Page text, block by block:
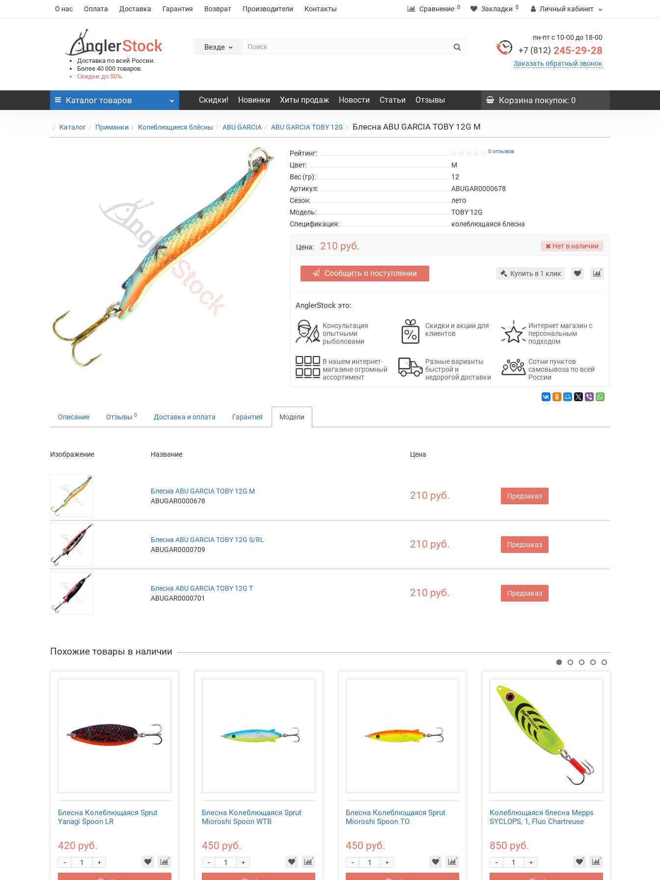
О нас Оплата Доставка Гарантия Возврат Производители Контакты Сравнение 0 Закладки 0 Личный кабинет
Доставка по всей России.
Более 40 000 товаров.
Скидки до 50%.
Везде
пн-пт с 10-00 до 18-00
+7 (812) 245-29-28
Заказать обратный звонок
Каталог товаров Скидки! Новинки Хиты продаж Новости Статьи Отзывы Корзина покупок: 0
Каталог Приманки Колеблющиеся блёсны ABU GARCIA ABU GARCIA TOBY 12G Блесна ABU GARCIA TOBY 12G M
Рейтинг: 0 отзывов
Цвет:
M
Вес (гр):
12
Артикул:
ABUGAR0000678
Сезон:
лето
Модель:
TOBY 12G
Спецификация:
колеблющаяся блесна
Цена: 210 руб. Нет в наличии
Сообщить о поступлении Купить в 1 клик
AnglerStock это:
Консультация
опытными
рыболовами
Скидки и акции для
клиентов
Интернет магазин с
персональным
подходом
В нашем интернет-
магазине огромный
ассортимент
Разные варианты
быстрой и
недорогой доставки
Сотни пунктов
самовывоза по всей
России
Описание Отзывы 0 Доставка и оплата Гарантия Модели
Изображение Название Цена
Блесна ABU GARCIA TOBY 12G M
ABUGAR0000678
210 руб. Предзаказ
Блесна ABU GARCIA TOBY 12G S/RL
ABUGAR0000709
210 руб. Предзаказ
Блесна ABU GARCIA TOBY 12G T
ABUGAR0000701
210 руб. Предзаказ
Похожие товары в наличии
Блесна Колеблющаяся Sprut
Yanagi Spoon LR
420 руб.
+
-
Блесна Колеблющаяся Sprut
Mioroshi Spoon WTB
450 руб.
+
-
Блесна Колеблющаяся Sprut
Mioroshi Spoon TO
450 руб.
+
-
Колеблющаяся блесна Mepps
SYCLOPS, 1, Fluo Chartreuse
850 руб.
+
-